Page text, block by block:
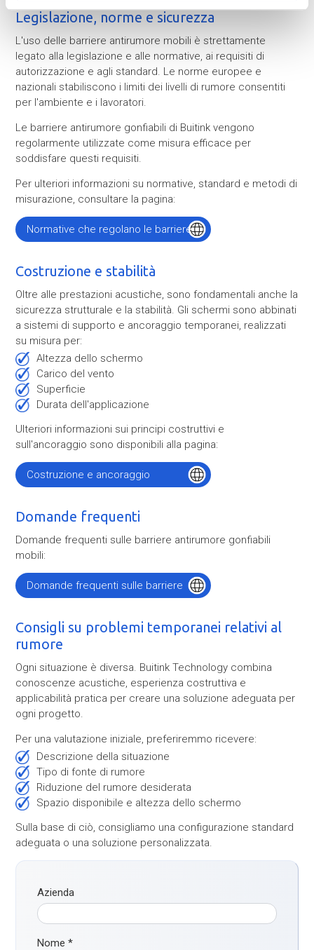
Legislazione, norme e sicurezza
L'uso delle barriere antirumore mobili è strettamente
legato alla legislazione e alle normative, ai requisiti di
autorizzazione e agli standard. Le norme europee e
nazionali stabiliscono i limiti dei livelli di rumore consentiti
per l'ambiente e i lavoratori.
Le barriere antirumore gonfiabili di Buitink vengono
regolarmente utilizzate come misura efficace per
soddisfare questi requisiti.
Per ulteriori informazioni su normative, standard e metodi di
misurazione, consultare la pagina:
Normative che regolano le barriere
Costruzione e stabilità
Oltre alle prestazioni acustiche, sono fondamentali anche la
sicurezza strutturale e la stabilità. Gli schermi sono abbinati
a sistemi di supporto e ancoraggio temporanei, realizzati
su misura per:
altezza dello schermo
carico del vento
superficie
durata dell'applicazione
Ulteriori informazioni sui principi costruttivi e
sull'ancoraggio sono disponibili alla pagina:
Costruzione e ancoraggio
Domande frequenti
Domande frequenti sulle barriere antirumore gonfiabili
mobili:
Domande frequenti sulle barriere
Consigli su problemi temporanei relativi al
rumore
Ogni situazione è diversa. Buitink Technology combina
conoscenze acustiche, esperienza costruttiva e
applicabilità pratica per creare una soluzione adeguata per
ogni progetto.
Per una valutazione iniziale, preferiremmo ricevere:
descrizione della situazione
tipo di fonte di rumore
Riduzione del rumore desiderata
spazio disponibile e altezza dello schermo
Sulla base di ciò, consigliamo una configurazione standard
adeguata o una soluzione personalizzata.
Azienda
Nome*